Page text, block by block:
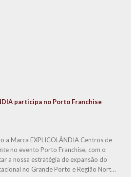
participa no Porto Franchise
a Marca EXPLICOLÂNDIA Centros de
no evento Porto Franchise, com o
a nossa estratégia de expansão do
no Grande Porto e Região Norte